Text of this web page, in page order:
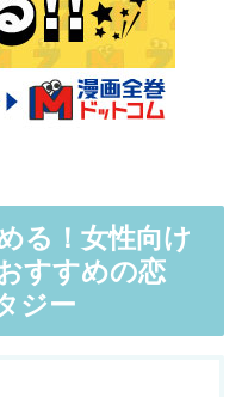
る！女性向け
すすめの恋
ジー